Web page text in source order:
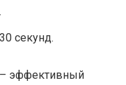
секунд.